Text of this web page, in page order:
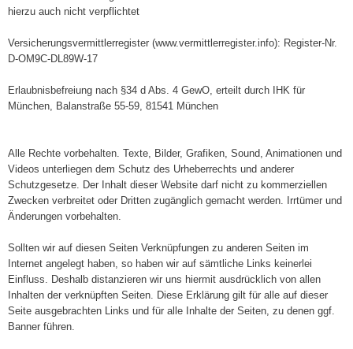
hierzu auch nicht verpflichtet
Versicherungsvermittlerregister (www.vermittlerregister.info): Register-Nr.
D-OM9C-DL89W-17
Erlaubnisbefreiung nach §34 d Abs. 4 GewO, erteilt durch IHK für
München, Balanstraße 55-59, 81541 München
Alle Rechte vorbehalten. Texte, Bilder, Grafiken, Sound, Animationen und
Videos unterliegen dem Schutz des Urheberrechts und anderer
Schutzgesetze. Der Inhalt dieser Website darf nicht zu kommerziellen
Zwecken verbreitet oder Dritten zugänglich gemacht werden. Irrtümer und
Änderungen vorbehalten.
Sollten wir auf diesen Seiten Verknüpfungen zu anderen Seiten im
Internet angelegt haben, so haben wir auf sämtliche Links keinerlei
Einfluss. Deshalb distanzieren wir uns hiermit ausdrücklich von allen
Inhalten der verknüpften Seiten. Diese Erklärung gilt für alle auf dieser
Seite ausgebrachten Links und für alle Inhalte der Seiten, zu denen ggf.
Banner führen.